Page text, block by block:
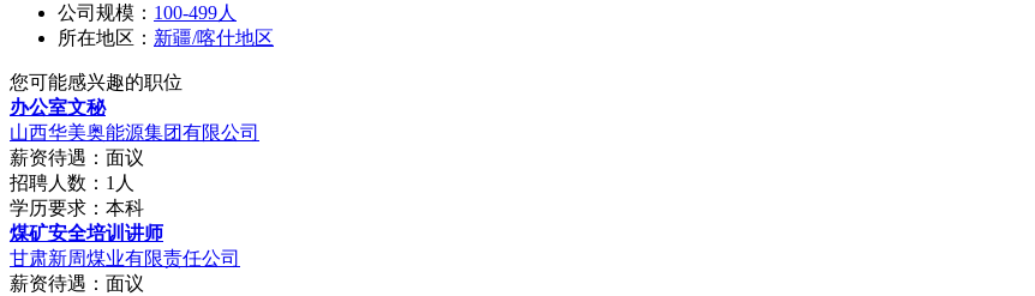
公司规模： 100-499人
所在地区： 新疆/喀什地区
您可能感兴趣的职位
办公室文秘
山西华美奥能源集团有限公司
薪资待遇：面议
招聘人数：1人
学历要求：本科
煤矿安全培训讲师
甘肃新周煤业有限责任公司
薪资待遇：面议